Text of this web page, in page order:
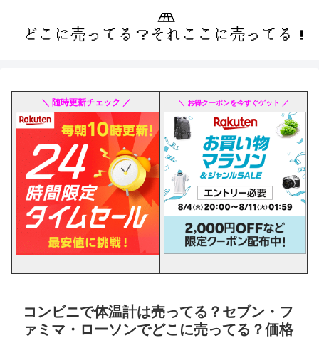
＼ 随時更新チェック ／ ＼ お得クーポンを今すぐゲット ／
コンビニで体温計は売ってる？セブン・フ
ァミマ・ローソンでどこに売ってる？価格